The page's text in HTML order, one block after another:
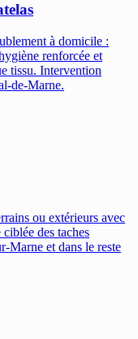
à domicile :
renforcée et
tissu. Intervention
de-Marne.
ou extérieurs avec
des taches
Marne et dans le reste